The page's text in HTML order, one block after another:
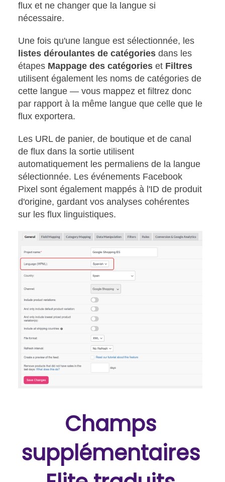
flux et ne changer que la langue si
nécessaire.
Une fois qu'une langue est sélectionnée, les
listes déroulantes de catégories dans les
étapes Mappage des catégories et Filtres
utilisent également les noms de catégories de
cette langue — vous mappez et filtrez donc
par rapport à la même langue que celle que le
flux exportera.
Les URL de panier, de boutique et de canal
de flux dans la sortie utilisent
automatiquement les permaliens de la langue
sélectionnée. Les événements Facebook
Pixel sont également mappés à l'ID de produit
d'origine, gardant vos analyses cohérentes
sur les flux linguistiques.
Champs
supplémentaires